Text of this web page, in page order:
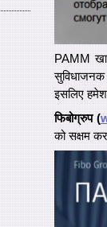
PAMM
इसलिए
फिबोग्रुप (
को सक्षम